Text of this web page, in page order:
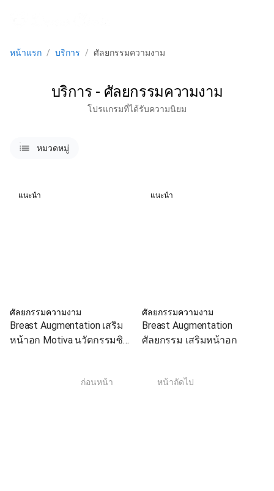
หน้าแรก / บริการ / ศัลยกรรมความงาม
บริการ - ศัลยกรรมความงาม
โปรแกรมที่ได้รับความนิยม
listsหมวดหมู่
แนะนำ
ศัลยกรรมความงาม
Breast Augmentation เสริม
หน้าอก Motiva นวัตกรรมซิลิ
แนะนำ
ศัลยกรรมความงาม
Breast Augmentation
ศัลยกรรม เสริมหน้าอก
ก่อนหน้า หน้าถัดไป